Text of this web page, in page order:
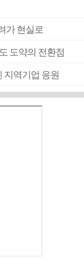
가 현실로
도약의 전환점
지역기업 응원